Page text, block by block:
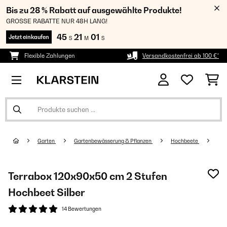
Bis zu 28 % Rabatt auf ausgewählte Produkte!
GROSSE RABATTE NUR 48H LANG!
Jetzt einkaufen 45 S 21 M 01 S
Flexible Zahlungen Versandkostenfrei ab 100 €*
Garten Gartenbewässerung & Pflanzen Hochbeete
Terrabox 120x90x50 cm 2 Stufen
Hochbeet​ Silber
14 Bewertungen